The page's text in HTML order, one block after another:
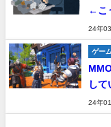
←こ
24年
ゲーム
し
24年